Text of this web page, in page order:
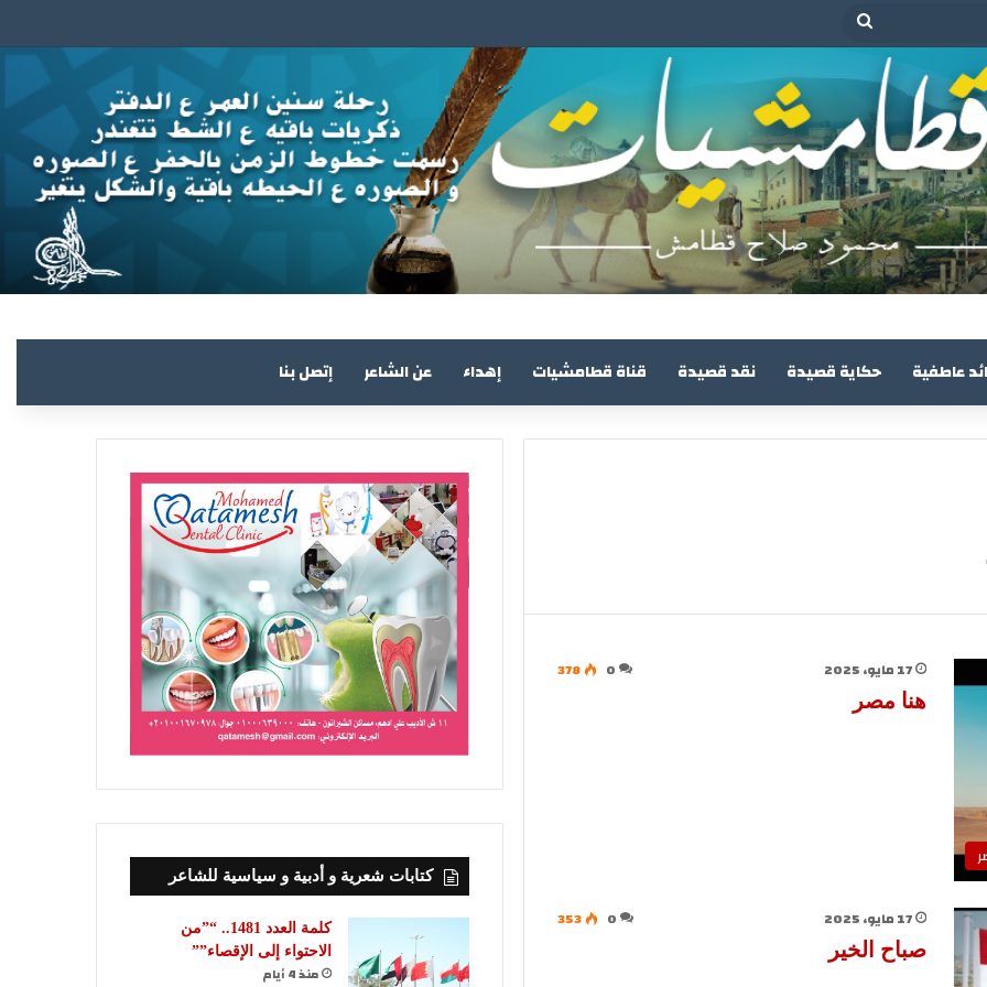
بحث
عاطفية حكاية قصيدة نقد قصيدة قناة قطامشيات إهداء عن الشاعر إتصل بنا
17 مايو، 2025 0
378
هنا مصر
17 مايو، 2025 0
353
صباح الخير
كتابات شعرية و أدبية و سياسية للشاعر
كلمة العدد 1481.. “”من
الاحتواء إلى الإقصاء””
منذ 4 أيام